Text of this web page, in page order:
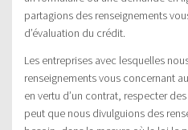
partagions des renseignements
d’évaluation du crédit.
Les entreprises avec lesquelles
renseignements vous concernant
en vertu d’un contrat, respecter
peut que nous divulguions des